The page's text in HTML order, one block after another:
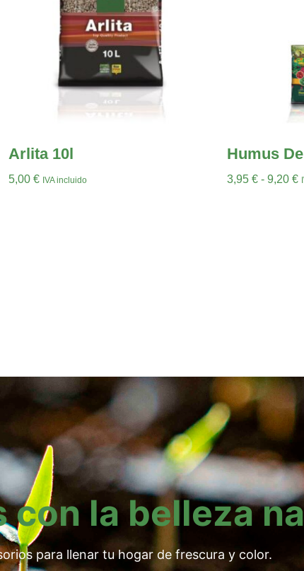
Arlita 10l
5,00 € IVA incluido
Humus
3,95 € - 9,20 €
con la belleza
para llenar tu hogar de frescura y color.